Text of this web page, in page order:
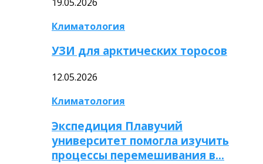
Климатология
УЗИ для арктических торосов
12.05.2026
Климатология
Экспедиция Плавучий
университет помогла изучить
процессы перемешивания в…